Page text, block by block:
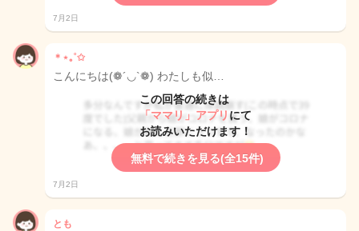
7月2日
＊⋆｡˚✩
こんにちは(❁´◡`❁) わたしも似…
この回答の続きは
「ママリ」アプリ にて
お読みいただけます！
無料で続きを見る(全15件)
7月2日
とも